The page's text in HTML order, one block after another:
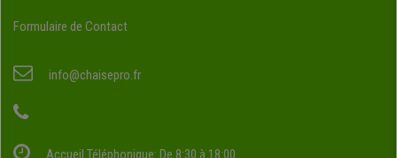
Formulaire de Contact
info@chaisepro.fr
Accueil Téléphonique: De 8:30 à 18:00